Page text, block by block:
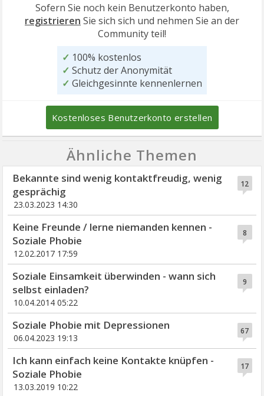
Sofern Sie noch kein Benutzerkonto haben,
registrieren Sie sich sich und nehmen Sie an der
Community teil!
✓ 100% kostenlos
✓ Schutz der Anonymität
✓ Gleichgesinnte kennenlernen
Kostenloses Benutzerkonto erstellen
Ähnliche Themen
12
Bekannte sind wenig kontaktfreudig, wenig
gesprächig
23.03.2023 14:30
8
Keine Freunde / lerne niemanden kennen -
Soziale Phobie
12.02.2017 17:59
9
Soziale Einsamkeit überwinden - wann sich
selbst einladen?
10.04.2014 05:22
67
Soziale Phobie mit Depressionen
06.04.2023 19:13
17
Ich kann einfach keine Kontakte knüpfen -
Soziale Phobie
13.03.2019 10:22